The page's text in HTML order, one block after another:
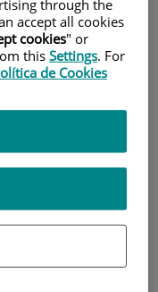
(GENÉTICA
through the
accept all cookies
cookies" or
this Settings. For
de Cookies